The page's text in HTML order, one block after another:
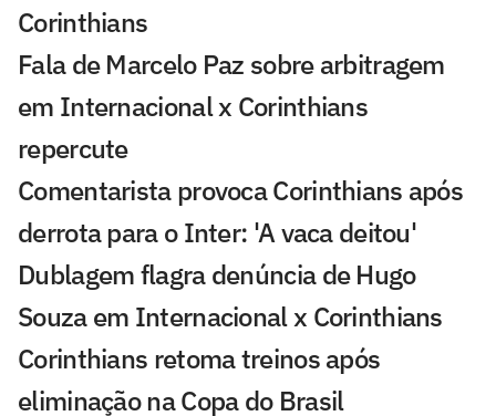
Corinthians
Fala de Marcelo Paz sobre arbitragem
em Internacional x Corinthians
repercute
Comentarista provoca Corinthians após
derrota para o Inter: 'A vaca deitou'
Dublagem flagra denúncia de Hugo
Souza em Internacional x Corinthians
Corinthians retoma treinos após
eliminação na Copa do Brasil